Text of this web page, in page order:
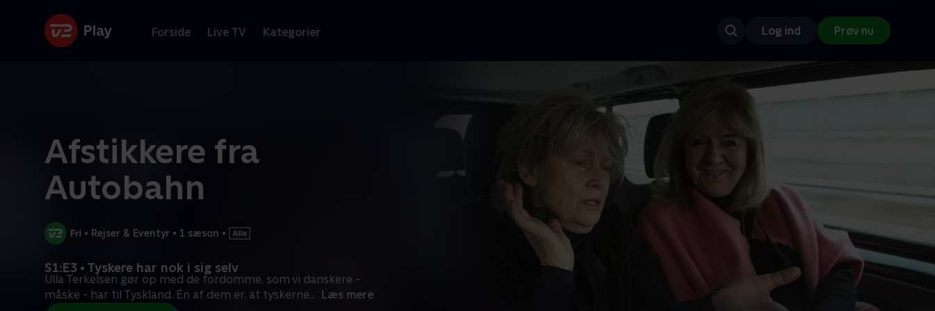
Forside Live TV Kategorier Log ind Prøv nu
Afstikkere fra
Autobahn
• Rejser & Eventyr • 1 sæson •
S1:E3 • Tyskere har nok i sig selv
Ulla Terkelsen gør op med de fordomme, som vi danskere -
måske - har til Tyskland. Én af dem er, at tyskerne... Læs mere